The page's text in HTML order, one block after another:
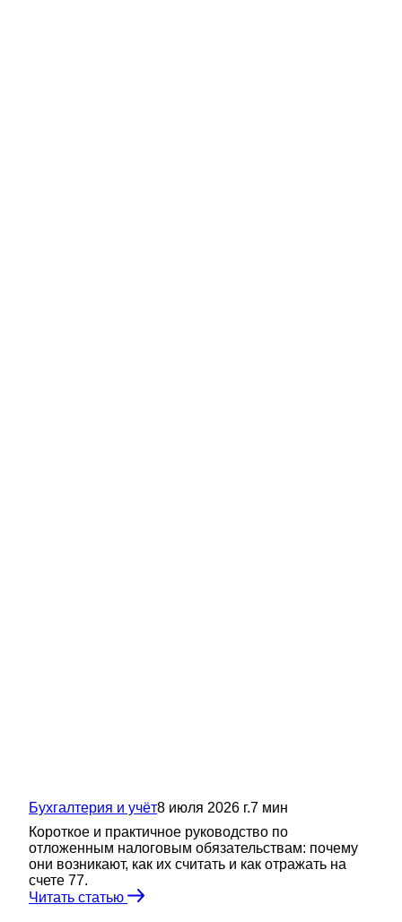
Бухгалтерия и учёт8 июля 2026 г.7 мин
Короткое и практичное руководство по
отложенным налоговым обязательствам: почему
они возникают, как их считать и как отражать на
счете 77.
Читать статью